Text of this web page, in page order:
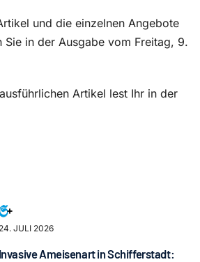
und die einzelnen Angebote
Sie in der Ausgabe vom Freitag, 9.
Artikel lest Ihr in der
24. JULI 2026
Invasive Ameisenart in Schifferstadt: